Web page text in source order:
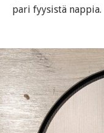
pari fyysistä nappia.